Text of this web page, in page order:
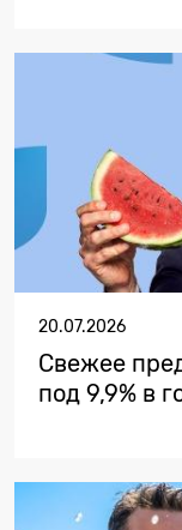
20.07.2026
Свежее
под 9,9% в